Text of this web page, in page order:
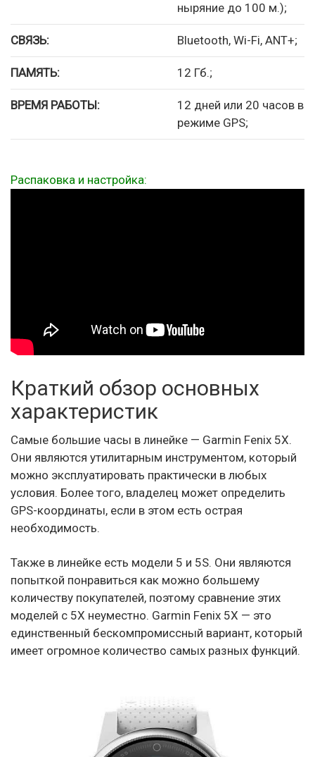
ныряние до 100 м.);
СВЯЗЬ: Bluetooth, Wi-Fi, ANT+;
ПАМЯТЬ: 12 Гб.;
ВРЕМЯ РАБОТЫ:
12 дней или 20 часов в
режиме GPS;
Распаковка и настройка:
Краткий обзор основных
характеристик
Самые большие часы в линейке — Garmin Fenix 5X.
Они являются утилитарным инструментом, который
можно эксплуатировать практически в любых
условия. Более того, владелец может определить
GPS-координаты, если в этом есть острая
необходимость.
Также в линейке есть модели 5 и 5S. Они являются
попыткой понравиться как можно большему
количеству покупателей, поэтому сравнение этих
моделей с 5X неуместно. Garmin Fenix 5X — это
единственный бескомпромиссный вариант, который
имеет огромное количество самых разных функций.